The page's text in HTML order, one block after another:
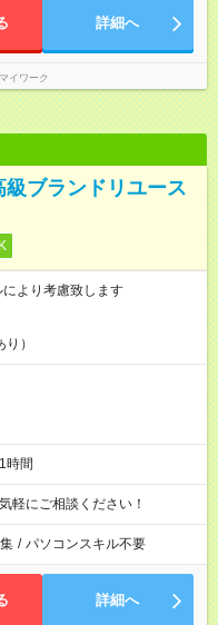
詳細へ
イワーク
ブランドリユース
より考慮致します
）
憩1時間
軽にご相談ください！
/ パソコンスキル不要
詳細へ